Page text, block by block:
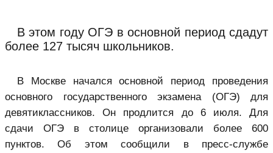
В этом году ОГЭ в основной период сдадут
более 127 тысяч школьников.
В Москве начался основной период проведения
основного государственного экзамена (ОГЭ) для
девятиклассников. Он продлится до 6 июля. Для
сдачи ОГЭ в столице организовали более 600
пунктов. Об этом сообщили в пресс-службе